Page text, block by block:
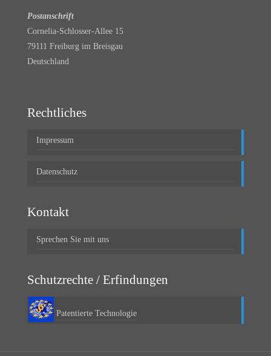
Postanschrift
Cornelia-Schlosser-Allee 15
79111 Freiburg im Breisgau
Deutschland
Rechtliches
Impressum
Datenschutz
Kontakt
Sprechen Sie mit uns
Schutzrechte / Erfindungen
Patentierte Technologie